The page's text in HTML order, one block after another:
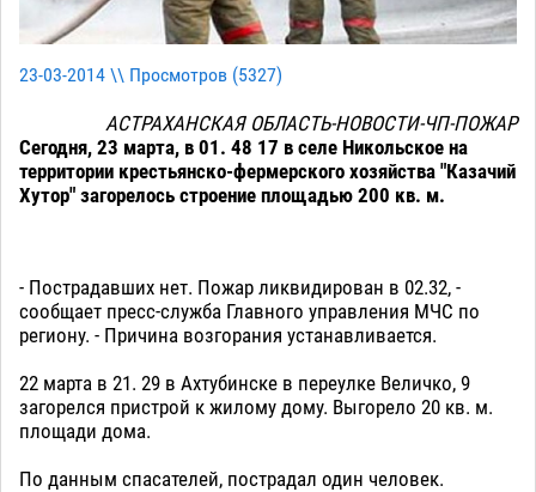
23-03-2014 \\ Просмотров (5327)
АСТРАХАНСКАЯ ОБЛАСТЬ-НОВОСТИ-ЧП-ПОЖАР
Сегодня, 23 марта, в 01. 48 17 в селе Никольское на
территории крестьянско-фермерского хозяйства "Казачий
Хутор" загорелось строение площадью 200 кв. м.
- Пострадавших нет. Пожар ликвидирован в 02.32, -
сообщает пресс-служба Главного управления МЧС по
региону. - Причина возгорания устанавливается.
22 марта в 21. 29 в Ахтубинске в переулке Величко, 9
загорелся пристрой к жилому дому. Выгорело 20 кв. м.
площади дома.
По данным спасателей, пострадал один человек.